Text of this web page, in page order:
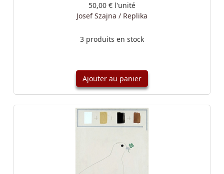
50,00 € l'unité
Josef Szajna / Replika
3 produits en stock
Ajouter au panier